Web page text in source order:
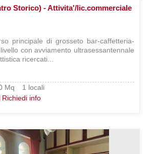
Storico) - Attivita'/lic.commerciale
principale di grosseto bar-caffetteria-
con avviamento ultrasessantennale
ricercati...
Mq
1 locali
Richiedi info